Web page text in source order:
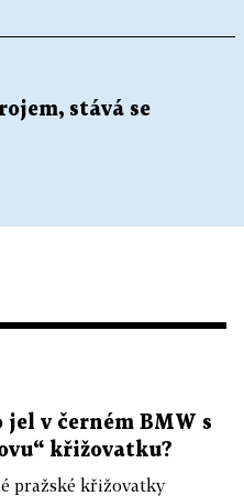
stává se
jel v černém BMW s
křižovatku?
pražské křižovatky